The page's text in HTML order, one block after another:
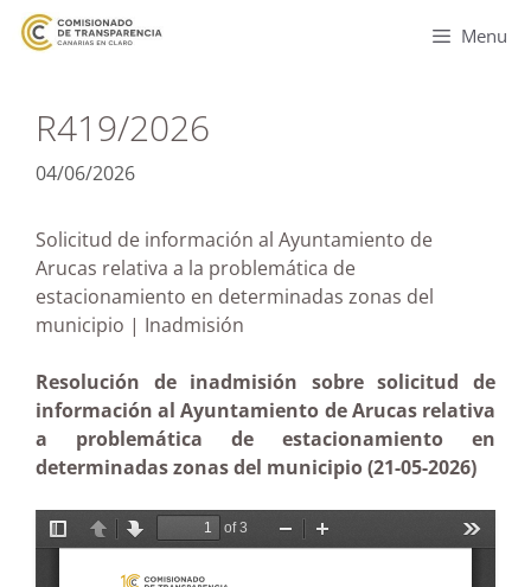
Menu
R419/2026
04/06/2026
Solicitud de información al Ayuntamiento de
Arucas relativa a la problemática de
estacionamiento en determinadas zonas del
municipio | Inadmisión
Resolución de inadmisión sobre solicitud de
información al Ayuntamiento de Arucas relativa
a problemática de estacionamiento en
determinadas zonas del municipio (21-05-2026)